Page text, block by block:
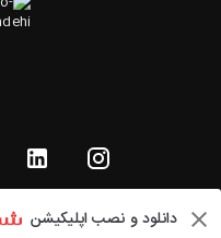
دانلود و نصب اپلیکیشن
تمامی حقوق این